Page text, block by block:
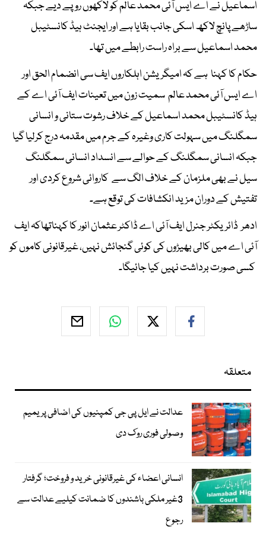
اسماعیل نے اے ایس آئی محمد عالم کو لاکھوں روپے دیے جبکہ
ساڑھے پانچ لاکھ اسکی جانب بقایا ہے اور ایجنٹ ہیڈ کانسٹیبل
محمد اسماعیل سے براہ راست رابطے میں تھا۔
حکام کا کہنا ہے کہ امیگریشن اہلکاروں ایف سی انضمام الحق اور
اے ایس آئی محمد عالم سمیت زون میں تعینات ایف آئی اے کے
ہیڈ کانسٹیبل محمد اسماعیل کے خلاف رشوت ستانی و انسانی
سمگلنگ میں سہولت کاری وغیرہ کے جرم میں مقدمہ درج کرلیا گیا
جبکہ انسانی سمگلنگ کے حوالے سے انسداد انسانی سمگلنگ
سیل نے بھی ملزمان کے خلاف الگ سے کاروائی شروع کردی اور
تفتیش کے دوران مزید انکشافات کی توقع ہے۔
ادھر ڈائریکٹر جنرل ایف آئی اے ڈاکٹر عثمان انور کا کہناتھاکہ ایف
آئی اے میں کالی بھیڑوں کی کوئی گنجائش نہیں، غیرقانونی کاموں کو
کسی صورت برداشت نہیں کیا جائیگا۔
متعلقہ
عدالت نے ایل پی جی کمپنیوں کی اضافی پریمیم
وصولی فوری روک دی
انسانی اعضاء کی غیرقانونی خرید و فروخت؛ گرفتار
3غیر ملکی باشندوں کا ضمانت کیلیے عدالت سے
رجوع